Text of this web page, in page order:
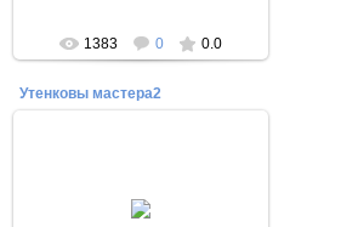
1383 0 0.0
Утенковы мастера2